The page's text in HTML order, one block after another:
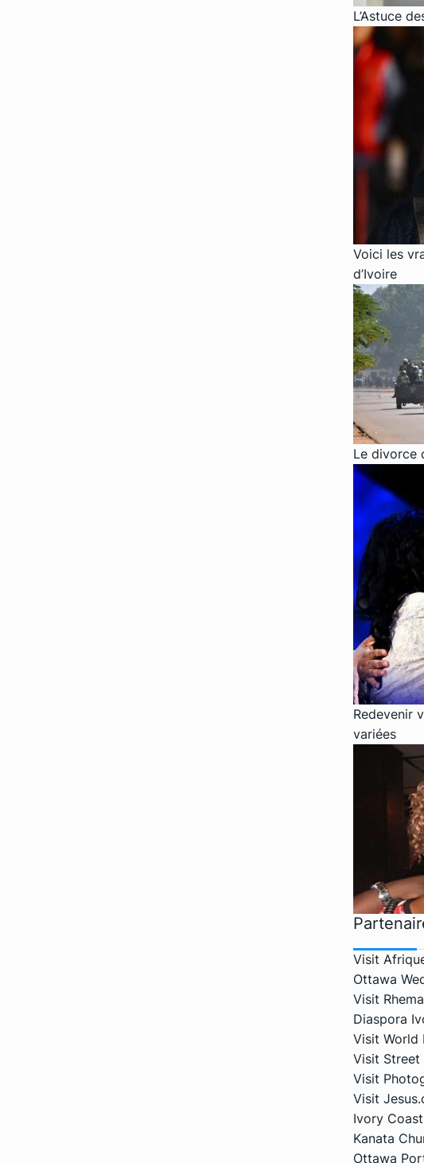
L’Astuce
Voici les
d’Ivoire
Le divorce
Redevenir
variées
Visit
Ottawa
Visit Rhema
Diaspora
Visit World
Visit Street
Visit
Visit
Ivory
Kanata
Ottawa